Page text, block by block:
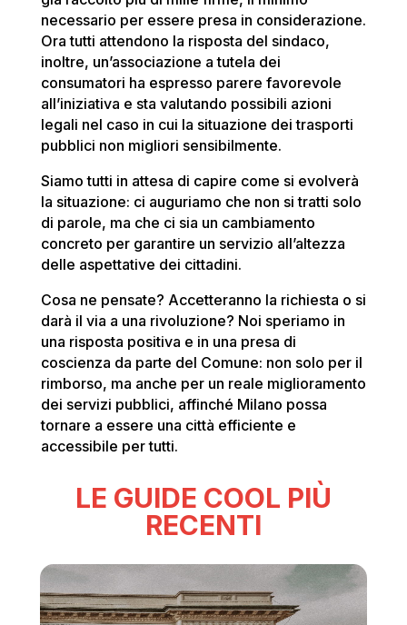
necessario per essere presa in considerazione.
Ora tutti attendono la risposta del sindaco,
inoltre, un’associazione a tutela dei
consumatori ha espresso parere favorevole
all’iniziativa e sta valutando possibili azioni
legali nel caso in cui la situazione dei trasporti
pubblici non migliori sensibilmente.
Siamo tutti in attesa di capire come si evolverà
la situazione: ci auguriamo che non si tratti solo
di parole, ma che ci sia un cambiamento
concreto per garantire un servizio all’altezza
delle aspettative dei cittadini.
Cosa ne pensate? Accetteranno la richiesta o si
darà il via a una rivoluzione? Noi speriamo in
una risposta positiva e in una presa di
coscienza da parte del Comune: non solo per il
rimborso, ma anche per un reale miglioramento
dei servizi pubblici, affinché Milano possa
tornare a essere una città efficiente e
accessibile per tutti.
LE GUIDE COOL PIÙ
RECENTI